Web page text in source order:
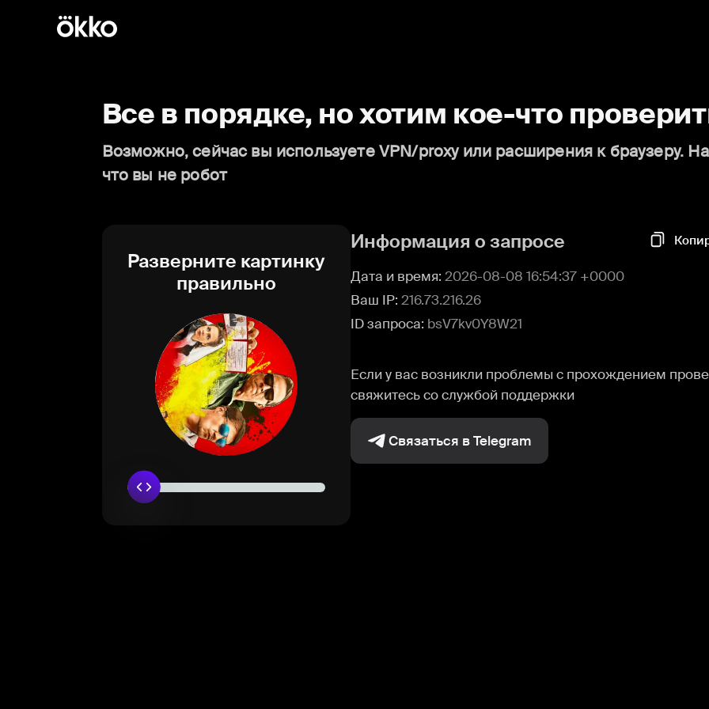
Все в порядке, но хотим кое-что
Возможно, сейчас вы используете VPN/proxy или расширения к браузеру.
что вы не робот
Разверните картинку
правильно
Информация о запросе
Дата и время: 2026-08-08 16:54:37 +0000
Ваш IP: 216.73.216.26
ID запроса: bsV7kv0Y8W21
Если у вас возникли проблемы с прохождением
свяжитесь со службой поддержки
Связаться в Telegram